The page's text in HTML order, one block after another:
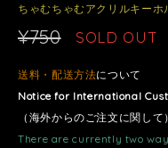
ちゃむちゃむアクリルキーホ
¥750 SOLD OUT
送料・配送方法について
Notice for International
（海外からのご注文に関して）
There are currently two